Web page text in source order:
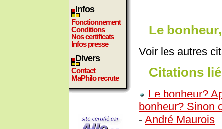
Infos
Fonctionnement
Conditions
Nos certificats
Infos presse
Divers
Contact
MaPhilo recrute
Le
Voir les autres
Citations
Le bonheur?
bonheur? Sinon
- André Maurois